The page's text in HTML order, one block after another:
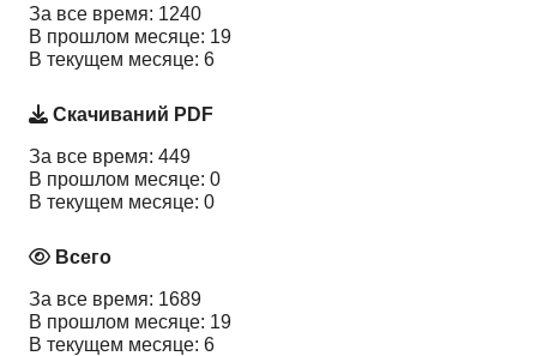
За все время: 1240
В прошлом месяце: 19
В текущем месяце: 6
Скачиваний PDF
За все время: 449
В прошлом месяце: 0
В текущем месяце: 0
Всего
За все время: 1689
В прошлом месяце: 19
В текущем месяце: 6